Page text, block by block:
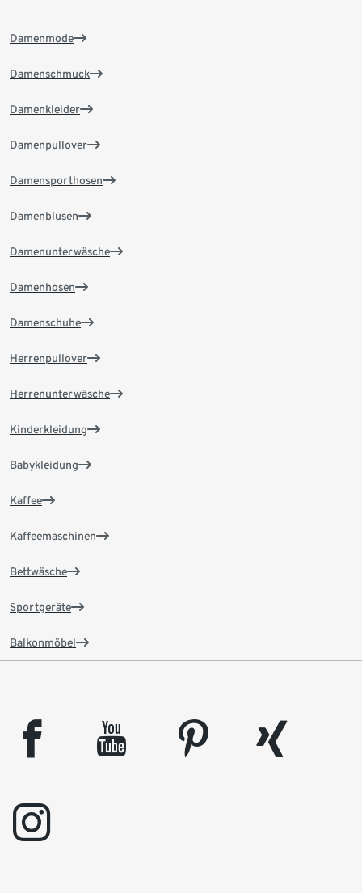
Damenmode
Damenschmuck
Damenkleider
Damenpullover
Damensporthosen
Damenblusen
Damenunterwäsche
Damenhosen
Damenschuhe
Herrenpullover
Herrenunterwäsche
Kinderkleidung
Babykleidung
Kaffee
Kaffeemaschinen
Bettwäsche
Sportgeräte
Balkonmöbel
facebook youtube pinterest
xing
instagram